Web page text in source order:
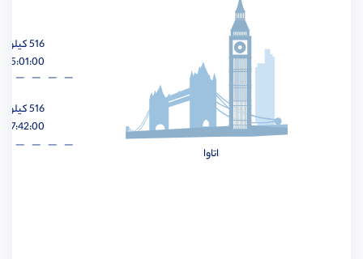
مهندسی عمران
اتاوا
516 کیلومتر
05:01:00 ساعت
516 کیلومتر
07:42:00 ساعت